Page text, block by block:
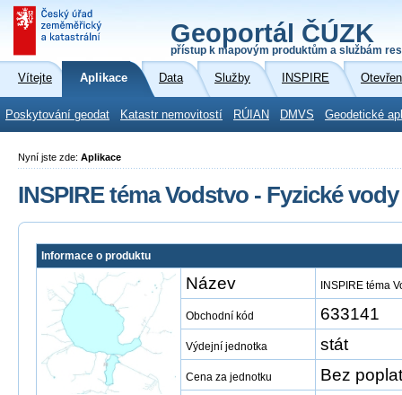
Geoportál ČÚZK
přístup k mapovým produktům a službám
Vítejte Aplikace Data Služby INSPIRE
Poskytování geodat Katastr nemovitostí RÚIAN DMVS Geodetické
Nyní jste zde: Aplikace
INSPIRE téma Vodstvo - Fyzické
Informace o produktu
Název INSPIRE téma
Obchodní kód 633141
Výdejní jednotka stát
Cena za jednotku Bez